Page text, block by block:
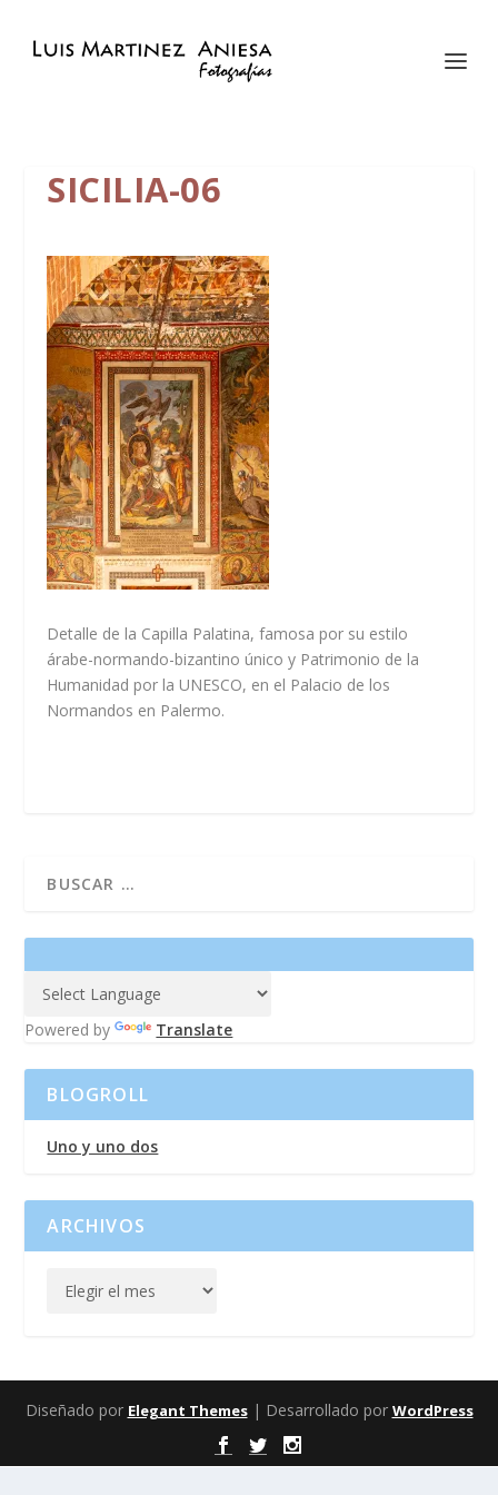
SICILIA-06
Detalle de la Capilla Palatina, famosa por su estilo
árabe-normando-bizantino único y Patrimonio de la
Humanidad por la UNESCO, en el Palacio de los
Normandos en Palermo.
Powered by Translate
BLOGROLL
Uno y uno dos
ARCHIVOS
Diseñado por Elegant Themes| Desarrollado por WordPress